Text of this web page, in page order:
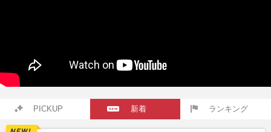
PICKUP 新着 ランキング